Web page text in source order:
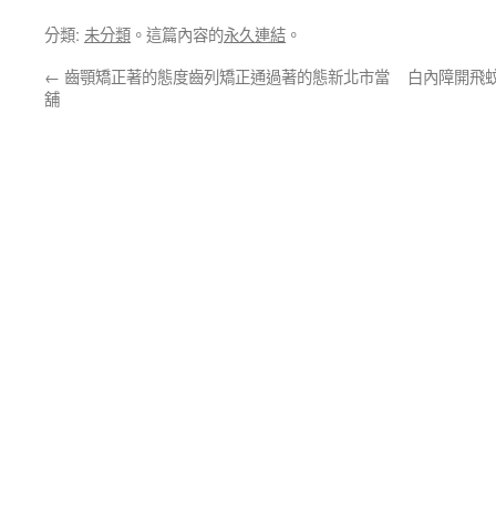
分類: 未分類 。這篇內容的永久連結 。
← 齒顎矯正著的態度齒列矯正通過著的態新北市當
舖
白內障開飛